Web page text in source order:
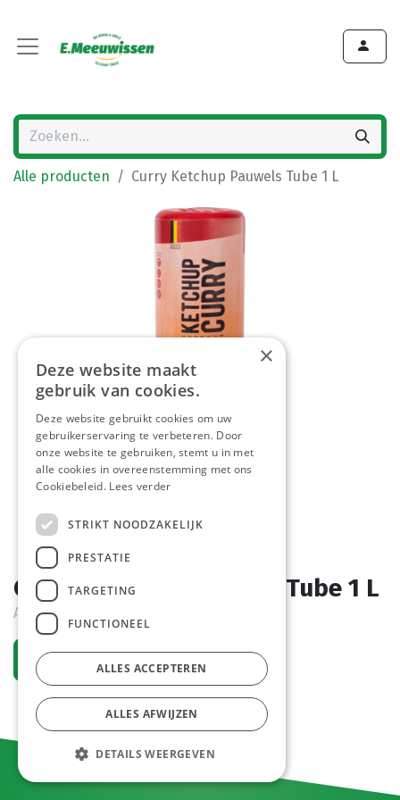
Alle producten Curry Ketchup Pauwels Tube 1 L
Curry Ketchup Pauwels Tube 1 L
Actief
Vraag een account aan
×
Deze website maakt
gebruik van cookies.
Deze website gebruikt cookies om uw
gebruikerservaring te verbeteren. Door
onze website te gebruiken, stemt u in met
alle cookies in overeenstemming met ons
Cookiebeleid. Lees verder
STRIKT NOODZAKELIJK
PRESTATIE
TARGETING
FUNCTIONEEL
ALLES ACCEPTEREN
ALLES AFWIJZEN
DETAILS WEERGEVEN